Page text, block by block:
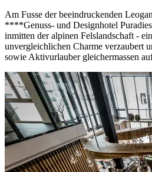
Am Fusse der beeindruckenden
****Genuss- und Designhotel
inmitten der alpinen Felslandschaft -
unvergleichlichen Charme verzaubert
sowie Aktivurlauber gleichermassen